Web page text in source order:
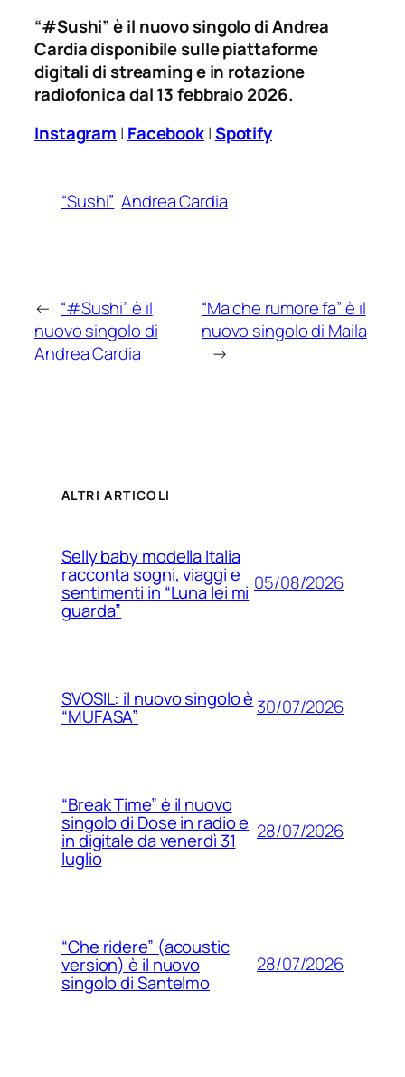
“#Sushi” è il nuovo singolo di Andrea
Cardia disponibile sulle piattaforme
digitali di streaming e in rotazione
radiofonica dal 13 febbraio 2026.
Instagram | Facebook|Spotify
“Sushi” Andrea Cardia
← “#Sushi” è il
nuovo singolo di
Andrea Cardia
“Ma che rumore fa” è il
nuovo singolo di Maila
→
ALTRI ARTICOLI
Selly baby modella Italia
racconta sogni, viaggi e
sentimenti in “Luna lei mi
guarda”
05/08/2026
SVOSIL: il nuovo singolo è
“MUFASA” 30/07/2026
“Break Time” è il nuovo
singolo di Dose in radio e
in digitale da venerdì 31
luglio
28/07/2026
“Che ridere” (acoustic
version) è il nuovo
singolo di Santelmo
28/07/2026